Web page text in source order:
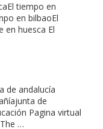
tiempo en
en bilbaoEl
en huesca El
de andalucía
de
Pagina virtual
…